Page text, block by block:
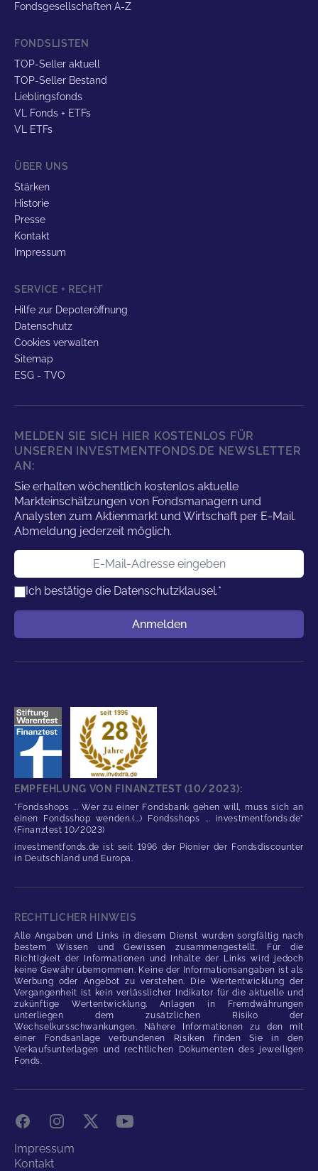
Fondsgesellschaften A-Z
FONDSLISTEN
TOP-Seller aktuell
TOP-Seller Bestand
Lieblingsfonds
VL Fonds + ETFs
VL ETFs
ÜBER UNS
Stärken
Historie
Presse
Kontakt
Impressum
SERVICE + RECHT
Hilfe zur Depoteröffnung
Datenschutz
Cookies verwalten
Sitemap
ESG - TVO
MELDEN SIE SICH HIER KOSTENLOS FÜR
UNSEREN INVESTMENTFONDS.DE NEWSLETTER
AN:
Sie erhalten wöchentlich kostenlos aktuelle
Markteinschätzungen von Fondsmanagern und
Analysten zum Aktienmarkt und Wirtschaft per E-Mail.
Abmeldung jederzeit möglich.
E-Mail-Adresse
Ich bestätige die Datenschutzklausel.*
Anmelden
EMPFEHLUNG VON FINANZTEST (10/2023):
"Fondsshops ... Wer zu einer Fondsbank gehen will, muss sich an
einen Fondsshop wenden.(...) Fondsshops ... investmentfonds.de"
(Finanztest 10/2023)
investmentfonds.de ist seit 1996 der Pionier der Fondsdiscounter
in Deutschland und Europa.
RECHTLICHER HINWEIS
Alle Angaben und Links in diesem Dienst wurden sorgfältig nach
bestem Wissen und Gewissen zusammengestellt. Für die
Richtigkeit der Informationen und Inhalte der Links wird jedoch
keine Gewähr übernommen. Keine der Informationsangaben ist als
Werbung oder Angebot zu verstehen. Die Wertentwicklung der
Vergangenheit ist kein verlässlicher Indikator für die aktuelle und
zukünftige Wertentwicklung. Anlagen in Fremdwährungen
unterliegen dem zusätzlichen Risiko der
Wechselkursschwankungen. Nähere Informationen zu den mit
einer Fondsanlage verbundenen Risiken finden Sie in den
Verkaufsunterlagen und rechtlichen Dokumenten des jeweiligen
Fonds.
FacebookInstagram
X YouTube
Impressum
Kontakt